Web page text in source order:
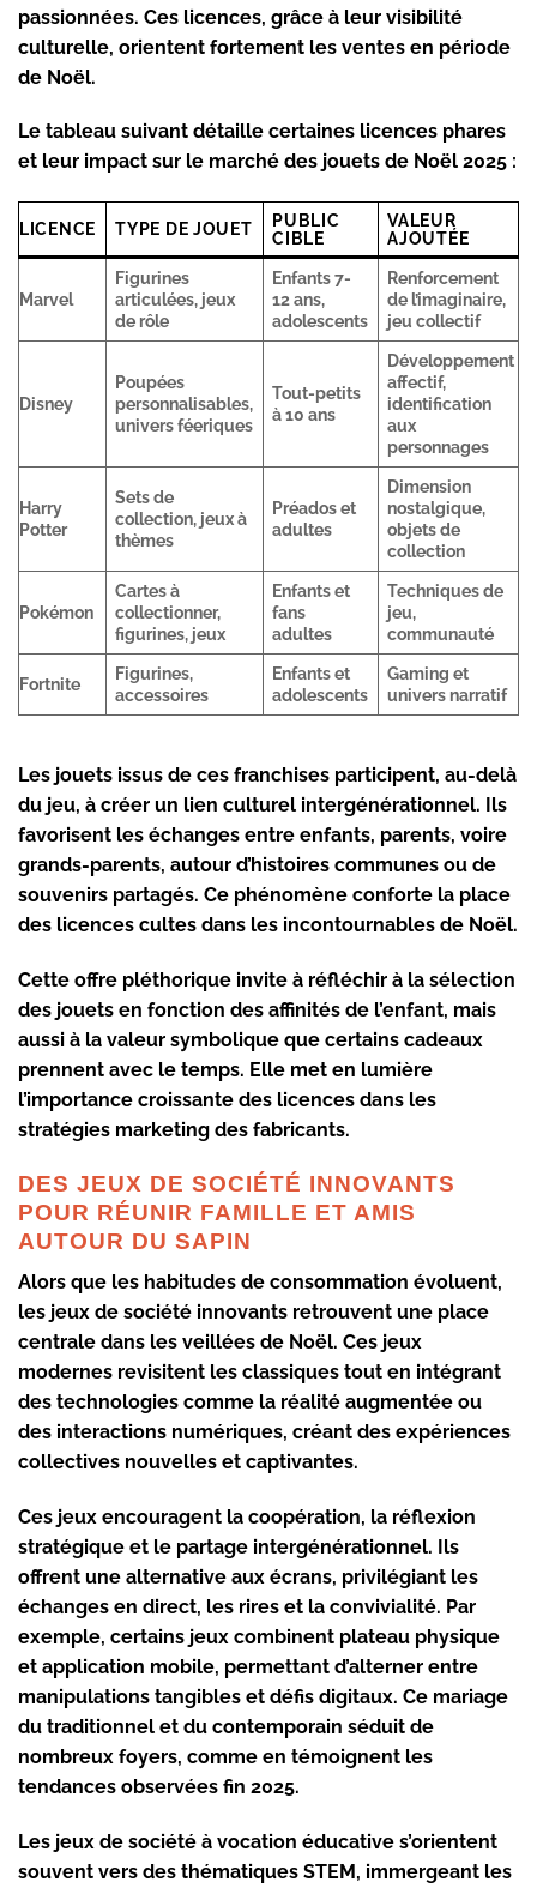
passionnées. Ces licences, grâce à leur visibilité
culturelle, orientent fortement les ventes en période
de Noël.
Le tableau suivant détaille certaines licences phares
et leur impact sur le marché des jouets de Noël 2025 :
LICENCE TYPE DE JOUET
PUBLIC
CIBLE
VALEUR
AJOUTÉE
Marvel
Figurines
articulées, jeux
de rôle
Enfants 7-
12 ans,
adolescents
Renforcement
de l’imaginaire,
jeu collectif
Disney
Poupées
personnalisables,
univers féeriques
Tout-petits
à 10 ans
Développement
affectif,
identification
aux
personnages
Harry
Potter
Sets de
collection, jeux à
thèmes
Préados et
adultes
Dimension
nostalgique,
objets de
collection
Pokémon
Cartes à
collectionner,
figurines, jeux
Enfants et
fans
adultes
Techniques de
jeu,
communauté
Fortnite
Figurines,
accessoires
Enfants et
adolescents
Gaming et
univers narratif
Les jouets issus de ces franchises participent, au-delà
du jeu, à créer un lien culturel intergénérationnel. Ils
favorisent les échanges entre enfants, parents, voire
grands-parents, autour d’histoires communes ou de
souvenirs partagés. Ce phénomène conforte la place
des licences cultes dans les incontournables de Noël.
Cette offre pléthorique invite à réfléchir à la sélection
des jouets en fonction des affinités de l’enfant, mais
aussi à la valeur symbolique que certains cadeaux
prennent avec le temps. Elle met en lumière
l’importance croissante des licences dans les
stratégies marketing des fabricants.
DES JEUX DE SOCIÉTÉ INNOVANTS
POUR RÉUNIR FAMILLE ET AMIS
AUTOUR DU SAPIN
Alors que les habitudes de consommation évoluent,
les jeux de société innovants retrouvent une place
centrale dans les veillées de Noël. Ces jeux
modernes revisitent les classiques tout en intégrant
des technologies comme la réalité augmentée ou
des interactions numériques, créant des expériences
collectives nouvelles et captivantes.
Ces jeux encouragent la coopération, la réflexion
stratégique et le partage intergénérationnel. Ils
offrent une alternative aux écrans, privilégiant les
échanges en direct, les rires et la convivialité. Par
exemple, certains jeux combinent plateau physique
et application mobile, permettant d’alterner entre
manipulations tangibles et défis digitaux. Ce mariage
du traditionnel et du contemporain séduit de
nombreux foyers, comme en témoignent les
tendances observées fin 2025.
Les jeux de société à vocation éducative s’orientent
souvent vers des thématiques STEM, immergeant les